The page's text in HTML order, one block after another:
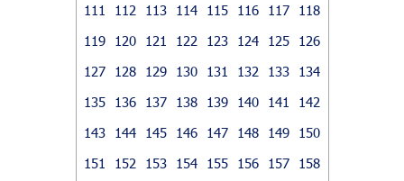
111
112 113 114 115 116 117
118
119
120 121 122 123 124 125
126
127
128 129 130 131 132 133
134
135
136 137 138 139 140 141
142
143
144 145 146 147 148 149
150
151
152 153 154 155 156 157
158